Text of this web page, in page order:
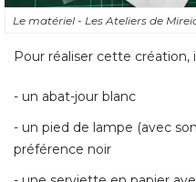
Le matériel - Les Ateliers de
Pour réaliser cette création,
- un abat-jour blanc
- un pied de lampe (avec
préférence noir